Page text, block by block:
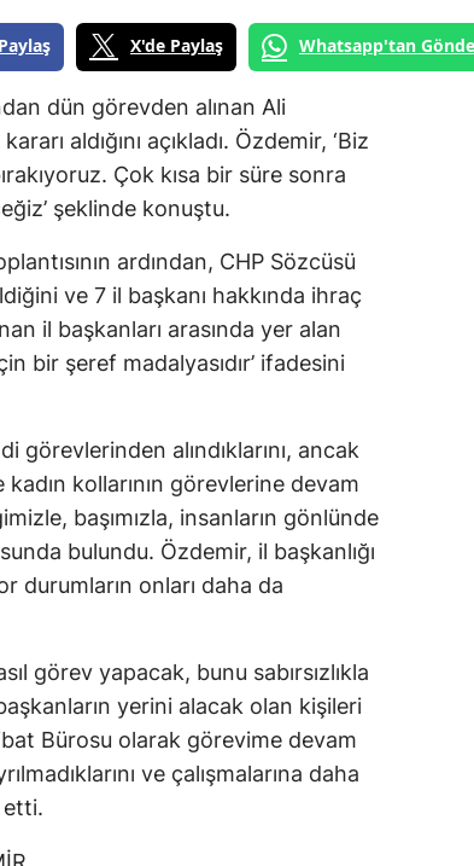
X'de Paylaş Whatsapp'tan
dün görevden alınan Ali
aldığını açıkladı. Özdemir, ‘Biz
Çok kısa bir süre sonra
şeklinde konuştu.
ardından, CHP Sözcüsü
ve 7 il başkanı hakkında ihraç
il başkanları arasında yer alan
bir şeref madalyasıdır’ ifadesini
alındıklarını, ancak
kollarının görevlerine devam
başımızla, insanların gönlünde
bulundu. Özdemir, il başkanlığı
durumların onları daha da
görev yapacak, bunu sabırsızlıkla
yerini alacak olan kişileri
Bürosu olarak görevime devam
ve çalışmalarına daha
etti.